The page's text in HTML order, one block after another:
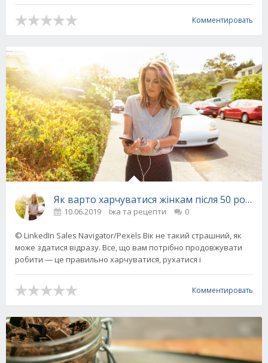
Комментировать
Як варто харчуватися жінкам після 50 років
10.06.2019 Їжа та рецепти 0
© LinkedIn Sales Navigator/Pexels Вік не такий страшний, як
може здатися відразу. Все, що вам потрібно продовжувати
робити — це правильно харчуватися, рухатися і
Комментировать